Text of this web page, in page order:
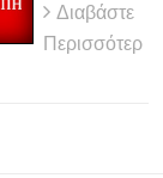
Διαβάστε
Περισσότερ